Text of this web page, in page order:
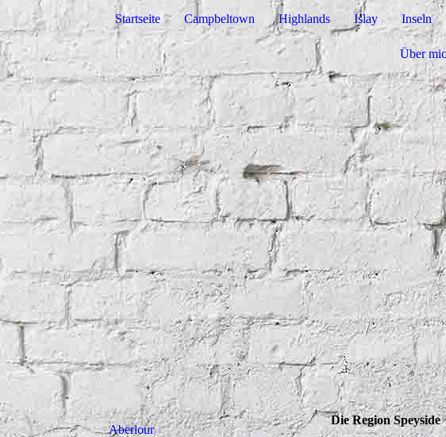
Startseite Campbeltown Highlands Islay Inseln
Über
Aberlour
Die Region Speyside